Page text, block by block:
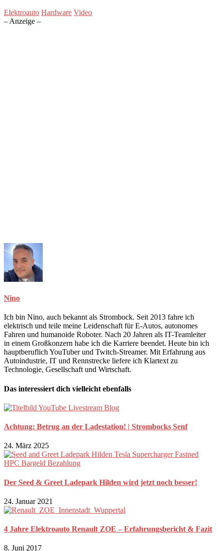
Elektroauto Hardware Video
– Anzeige –
Nino
Ich bin Nino, auch bekannt als Strombock. Seit 2013 fahre ich
elektrisch und teile meine Leidenschaft für E-Autos, autonomes
Fahren und humanoide Roboter. Nach 20 Jahren als IT-Teamleiter
in einem Großkonzern habe ich die Karriere beendet. Heute bin ich
hauptberuflich YouTuber und Twitch-Streamer. Mit Erfahrung aus
Autoindustrie, IT und Rennstrecke liefere ich Klartext zu
Technologie, Gesellschaft und Wirtschaft.
Das interessiert dich vielleicht ebenfalls
Achtung: Betrug an der Ladestation! | Strombocks Senf
24. März 2025
Der Seed & Greet Ladepark Hilden wird jetzt noch besser!
24. Januar 2021
4 Jahre Elektroauto Renault ZOE – Erfahrungsbericht & Fazit
8. Juni 2017